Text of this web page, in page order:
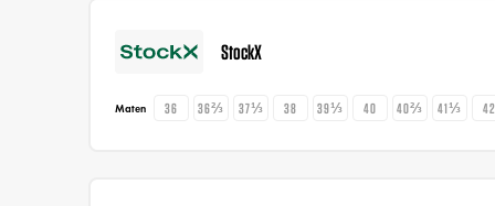
StockX
Maten 36 36⅔ 37⅓ 38 39⅓ 40 40⅔ 41⅓ 42